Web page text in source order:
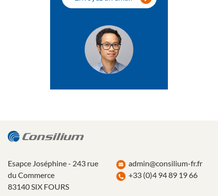
Esapce Joséphine - 243 rue
du Commerce
83140 SIX FOURS
admin@consilium-fr.fr
+33 (0)4 94 89 19 66